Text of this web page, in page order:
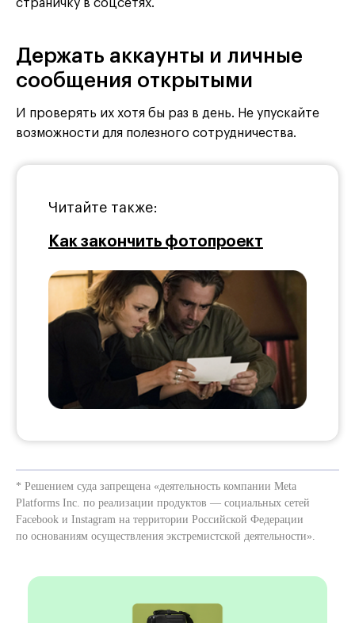
страничку в соцсетях.
Держать аккаунты и личные
сообщения открытыми
И проверять их хотя бы раз в день. Не упускайте
возможности для полезного сотрудничества.
Читайте также:
Как закончить фотопроект
* Решением суда запрещена «деятельность компании Meta
Platforms Inc. по реализации продуктов — социальных сетей
Facebook и Instagram на территории Российской Федерации
по основаниям осуществления экстремистской деятельности».